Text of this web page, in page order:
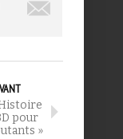
pour
»